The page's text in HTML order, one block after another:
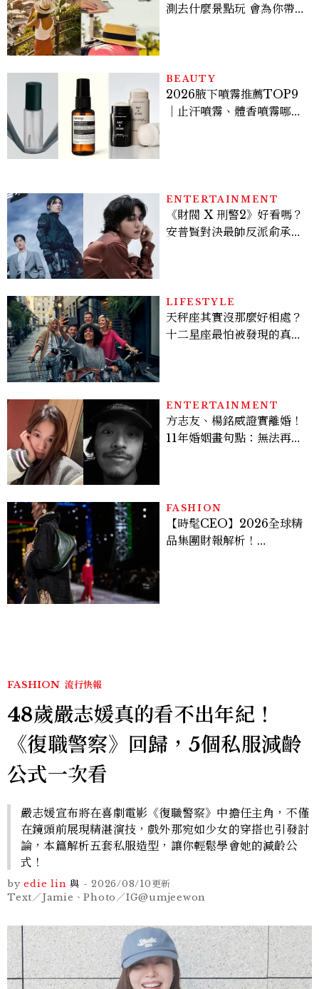
測去什麼景點玩 會為你帶來
BEAUTY
2026腋下噴霧推薦TOP9
｜止汗噴霧、體香噴霧哪款
ENTERTAINMENT
《財閥 X 刑警2》好看嗎？
安普賢對決最帥反派俞承
多大？
LIFESTYLE
天秤座其實沒那麼好相處？
十二星座最怕被發現的真實
ENTERTAINMENT
方志友、楊銘威證實離婚！
11年婚姻畫句點：無法再做
FASHION
【時髦CEO】2026全球精
品集團財報解析！
FASHION 流行快報
48歲嚴志媛真的看不出年紀！
《復職警察》回歸，5個私服減齡
公式一次看
嚴志媛宣布將在喜劇電影《復職警察》中擔任主角，不僅
在鏡頭前展現精湛演技，戲外那宛如少女的穿搭也引發討
論，本篇解析五套私服造型，讓你輕鬆學會她的減齡公
式！
by edie lin 與 - 2026/08/10更新
Text／Jamie、Photo／IG@umjeewon